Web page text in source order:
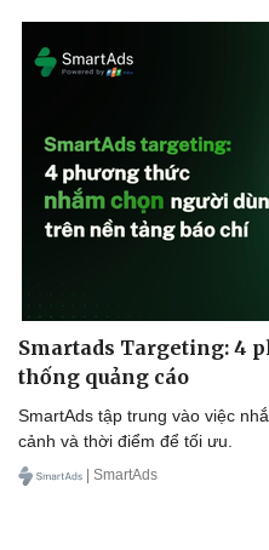
Dinh dưỡng - món ngon
Sản phụ khoa
Smartads Targeting: 4
thống quảng cáo
SmartAds tập trung vào việc
cảnh và thời điểm để tối ưu.
| SmartAds